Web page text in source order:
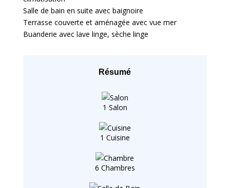
Salle de bain en suite avec baignoire
Terrasse couverte et aménagée avec vue mer
Buanderie avec lave linge, sèche linge
Résumé
1 Salon
1 Cuisine
6 Chambres